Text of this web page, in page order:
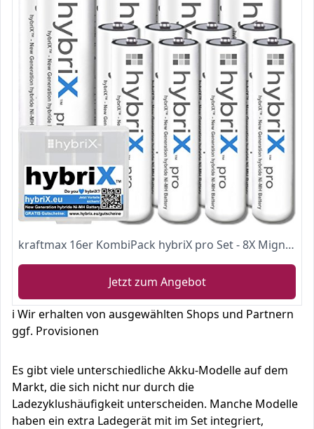
kraftmax 16er KombiPack hybriX pro Set - 8X Mignon AA + 8X Micro AAA Hybrid Akkus in Box
Jetzt zum Angebot
ℹ️ Wir erhalten von ausgewählten Shops und Partnern
ggf. Provisionen
Es gibt viele unterschiedliche Akku-Modelle auf dem
Markt, die sich nicht nur durch die
Ladezyklushäufigkeit unterscheiden. Manche Modelle
haben ein extra Ladegerät mit im Set integriert,